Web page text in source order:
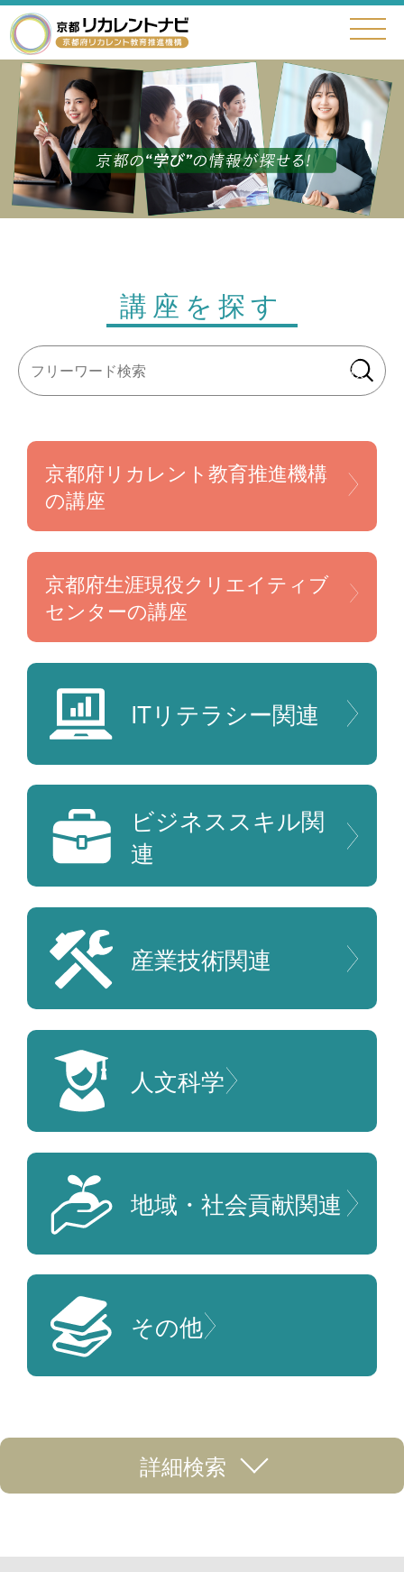
講座を探す
京都府リカレント教育推進機構
の講座
京都府生涯現役クリエイティブ
センターの講座
ITリテラシー関連
ビジネススキル関
連
産業技術関連
人文科学
地域・社会貢献関連
その他
詳細検索